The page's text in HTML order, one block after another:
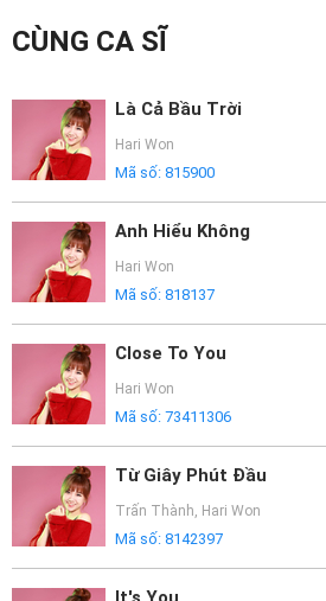
Funring
Nghiệp
CÙNG CA SĨ
Là Cả Bầu Trời
Hari Won
Mã số: 815900
Anh Hiểu Không
Hari Won
Mã số: 818137
Close To You
Hari Won
Mã số: 73411306
Từ Giây Phút Đầu
Trấn Thành, Hari Won
Mã số: 8142397